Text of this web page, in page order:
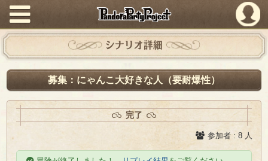
PandoraPartyProject
シナリオ詳細
募集：にゃんこ大好きな人（要耐爆性）
完了
参加者 : 8 人